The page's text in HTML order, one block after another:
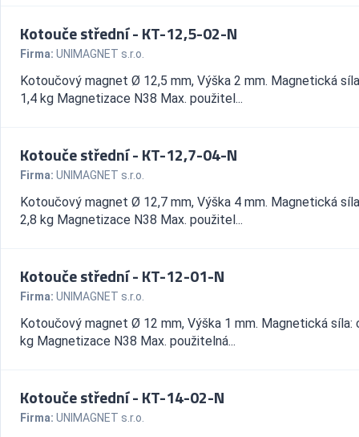
Kotouče střední - KT-12,5-02-N
Firma: UNIMAGNET s.r.o.
Kotoučový magnet Ø 12,5 mm, Výška 2 mm. Magnetická
1,4 kg Magnetizace N38 Max. použitel...
Kotouče střední - KT-12,7-04-N
Firma: UNIMAGNET s.r.o.
Kotoučový magnet Ø 12,7 mm, Výška 4 mm. Magnetická
2,8 kg Magnetizace N38 Max. použitel...
Kotouče střední - KT-12-01-N
Firma: UNIMAGNET s.r.o.
Kotoučový magnet Ø 12 mm, Výška 1 mm. Magnetická síla:
kg Magnetizace N38 Max. použitelná...
Kotouče střední - KT-14-02-N
Firma: UNIMAGNET s.r.o.